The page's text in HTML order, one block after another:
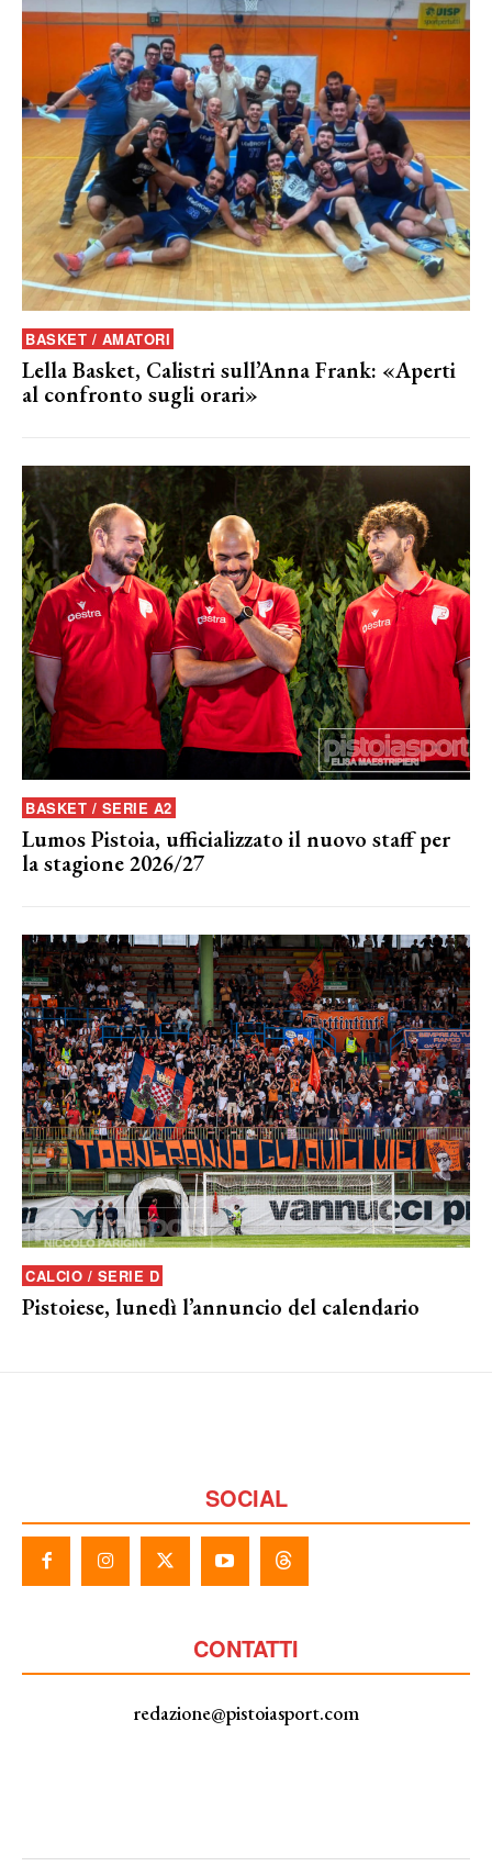
BASKET / AMATORI
Lella Basket, Calistri sull’Anna Frank: «Aperti
al confronto sugli orari»
BASKET / SERIE A2
Lumos Pistoia, ufficializzato il nuovo staff per
la stagione 2026/27
CALCIO / SERIE D
Pistoiese, lunedì l’annuncio del calendario
SOCIAL
CONTATTI
redazione@pistoiasport.com